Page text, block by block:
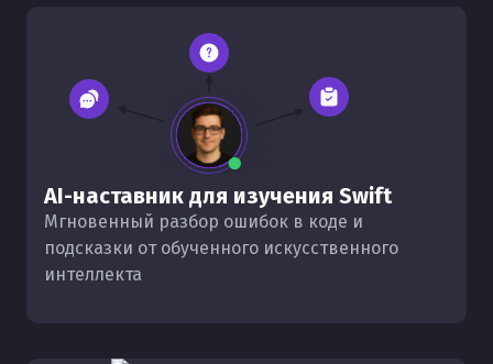
AI-наставник для изучения Swift
Мгновенный разбор ошибок в коде и
подсказки от обученного искусственного
интеллекта